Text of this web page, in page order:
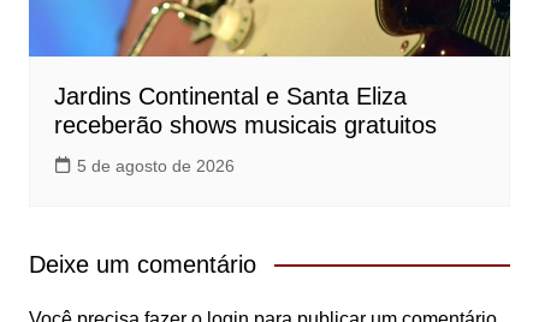
Jardins Continental e Santa Eliza
receberão shows musicais gratuitos
5 de agosto de 2026
Deixe um comentário